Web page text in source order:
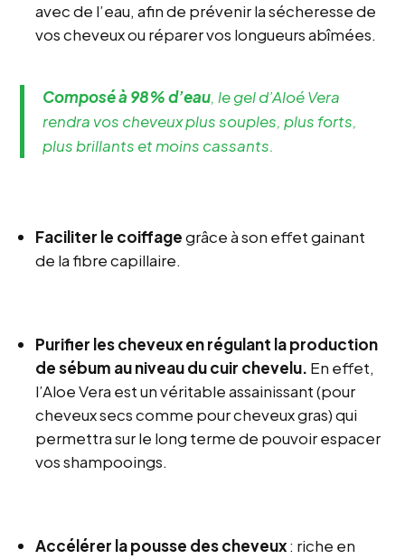
avec de l’eau, afin de prévenir la sécheresse de
vos cheveux ou réparer vos longueurs abîmées.
Composé à 98% d’eau, le gel d’Aloé Vera
rendra vos cheveux plus souples, plus forts,
plus brillants et moins cassants.
Faciliter le coiffagegrâce à son effet gainant
de la fibre capillaire.
Purifier les cheveux en régulant la production
de sébum au niveau du cuir chevelu. En effet,
l’Aloe Vera est un véritable assainissant (pour
cheveux secs comme pour cheveux gras) qui
permettra sur le long terme de pouvoir espacer
vos shampooings.
Accélérer la pousse des cheveux: riche en